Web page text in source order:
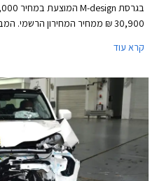
30,900 ₪ ממחיר המחירון הרשמי. המבצע בתוקף עד 15 ביוני 2026.
קרא עוד